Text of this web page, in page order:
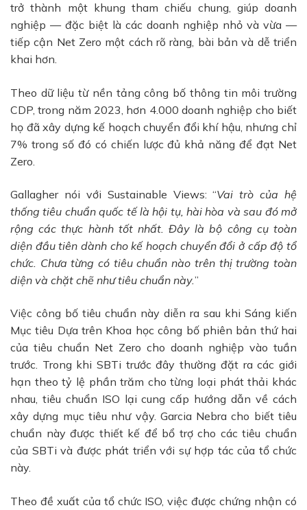
trở thành một khung tham chiếu chung, giúp doanh
nghiệp — đặc biệt là các doanh nghiệp nhỏ và vừa —
tiếp cận Net Zero một cách rõ ràng, bài bản và dễ triển
khai hơn.
Theo dữ liệu từ nền tảng công bố thông tin môi trường
CDP, trong năm 2023, hơn 4.000 doanh nghiệp cho biết
họ đã xây dựng kế hoạch chuyển đổi khí hậu, nhưng chỉ
7% trong số đó có chiến lược đủ khả năng để đạt Net
Zero.
Gallagher nói với Sustainable Views: “Vai trò của hệ
thống tiêu chuẩn quốc tế là hội tụ, hài hòa và sau đó mở
rộng các thực hành tốt nhất. Đây là bộ công cụ toàn
diện đầu tiên dành cho kế hoạch chuyển đổi ở cấp độ tổ
chức. Chưa từng có tiêu chuẩn nào trên thị trường toàn
diện và chặt chẽ như tiêu chuẩn này.”
Việc công bố tiêu chuẩn này diễn ra sau khi Sáng kiến
Mục tiêu Dựa trên Khoa học công bố phiên bản thứ hai
của tiêu chuẩn Net Zero cho doanh nghiệp vào tuần
trước. Trong khi SBTi trước đây thường đặt ra các giới
hạn theo tỷ lệ phần trăm cho từng loại phát thải khác
nhau, tiêu chuẩn ISO lại cung cấp hướng dẫn về cách
xây dựng mục tiêu như vậy. Garcia Nebra cho biết tiêu
chuẩn này được thiết kế để bổ trợ cho các tiêu chuẩn
của SBTi và được phát triển với sự hợp tác của tổ chức
này.
Theo đề xuất của tổ chức ISO, việc được chứng nhận có